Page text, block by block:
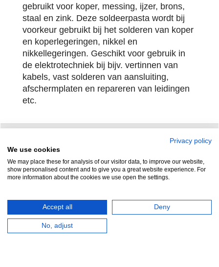
gebruikt voor koper, messing, ijzer, brons,
staal en zink. Deze soldeerpasta wordt bij
voorkeur gebruikt bij het solderen van koper
en koperlegeringen, nikkel en
nikkellegeringen. Geschikt voor gebruik in
de elektrotechniek bij bijv. vertinnen van
kabels, vast solderen van aansluiting,
afschermplaten en repareren van leidingen
etc.
Zuidersluisweg 42
8243 RC Lelystad
Tel: +31(0)320
253161
Privacy policy
We use cookies
We may place these for analysis of our visitor data, to improve our website,
show personalised content and to give you a great website experience. For
more information about the cookies we use open the settings.
Accept all Deny
No, adjust